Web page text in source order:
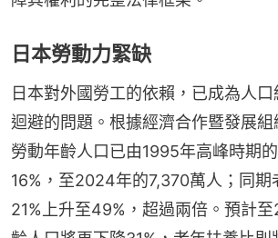
日本勞動力緊缺
日本對外國勞工的依賴，已成為人
迴避的問題。根據經濟合作暨發展
勞動年齡人口已由1995年高峰時期
16%，至2024年的7,370萬人；同期
21%上升至49%，超過兩倍。預計